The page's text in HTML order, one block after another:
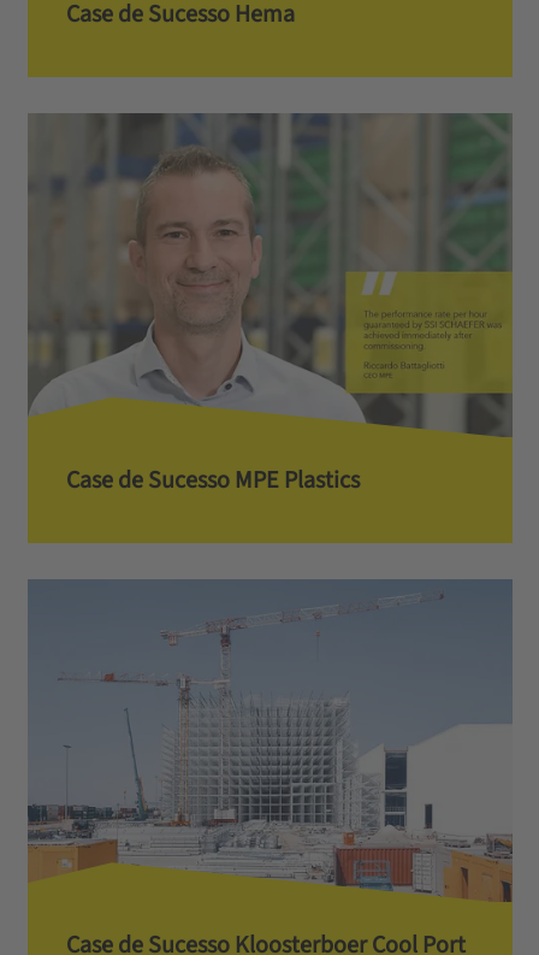
Case de Sucesso Hema
Case de Sucesso MPE Plastics
Case de Sucesso Kloosterboer Cool Port